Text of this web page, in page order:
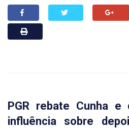
PGR rebate Cunha
influência sobre